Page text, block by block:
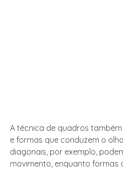
A técnica de quadros
e formas que conduzem o
diagonais, por exemplo,
movimento, enquanto formas